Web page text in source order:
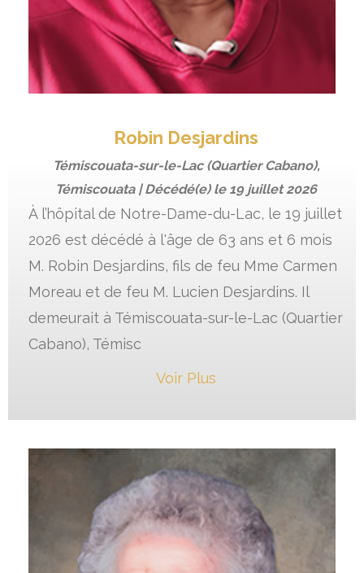
Robin Desjardins
Témiscouata-sur-le-Lac (Quartier Cabano),
Témiscouata | Décédé(e) le 19 juillet 2026
À l’hôpital de Notre-Dame-du-Lac, le 19 juillet
2026 est décédé à l'âge de 63 ans et 6 mois
M. Robin Desjardins, fils de feu Mme Carmen
Moreau et de feu M. Lucien Desjardins. Il
demeurait à Témiscouata-sur-le-Lac (Quartier
Cabano), Témisc
Voir Plus